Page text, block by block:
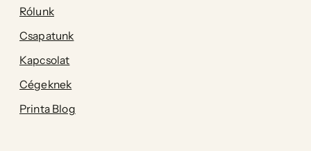
Rólunk
Csapatunk
Kapcsolat
Cégeknek
Printa Blog